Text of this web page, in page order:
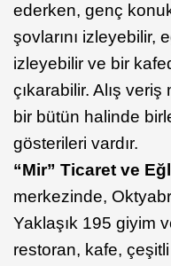
ederken, genç
şovlarını izleyebilir,
izleyebilir ve bir
çıkarabilir. Alış
bir bütün halinde
gösterileri vardır.
“Mir” Ticaret ve
merkezinde,
Yaklaşık 195 giyim
restoran, kafe,